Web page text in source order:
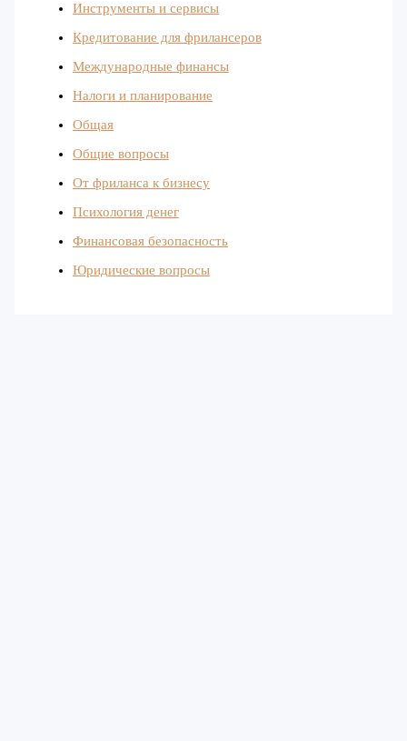
Инструменты и сервисы
Кредитование для фрилансеров
Международные финансы
Налоги и планирование
Общая
Общие вопросы
От фриланса к бизнесу
Психология денег
Финансовая безопасность
Юридические вопросы